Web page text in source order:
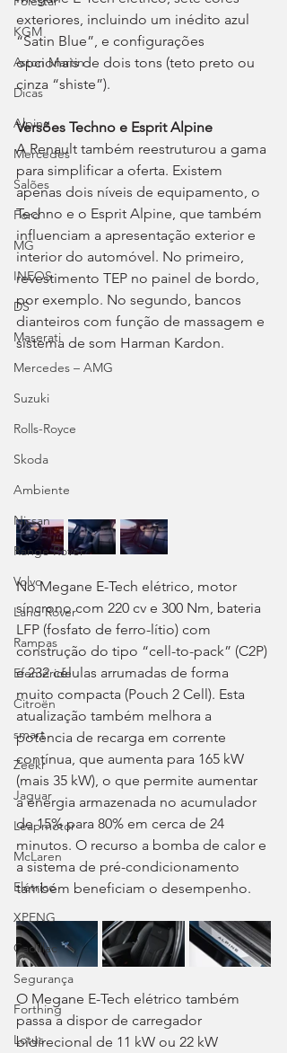
KGM
Aston Martin
Dicas
Alpine
Mercedes
Salões
Ford
MG
INEOS
DS
Maserati
Mercedes – AMG
Suzuki
Rolls-Royce
Skoda
Ambiente
Nissan
Range Rover
Volvo
Land Rover
Rampas
Efeméride
Citroën
smart
Zeekr
Jaguar
Leapmotor
McLaren
Elétrico
XPENG
Cadillac
Segurança
Forthing
Lotus
exteriores, incluindo um inédito azul
“Satin Blue”, e configurações
opcionais de dois tons (teto preto ou
cinza “shiste”).
Versões Techno e Esprit Alpine
A Renault também reestruturou a gama
para simplificar a oferta. Existem
apenas dois níveis de equipamento, o
Techno e o Esprit Alpine, que também
influenciam a apresentação exterior e
interior do automóvel. No primeiro,
revestimento TEP no painel de bordo,
por exemplo. No segundo, bancos
dianteiros com função de massagem e
sistema de som Harman Kardon.
No Megane E-Tech elétrico, motor
síncrono com 220 cv e 300 Nm, bateria
LFP (fosfato de ferro-lítio) com
construção do tipo “cell-to-pack” (C2P)
e 232 células arrumadas de forma
muito compacta (Pouch 2 Cell). Esta
atualização também melhora a
potência de recarga em corrente
contínua, que aumenta para 165 kW
(mais 35 kW), o que permite aumentar
a energia armazenada no acumulador
de 15% para 80% em cerca de 24
minutos. O recurso a bomba de calor e
a sistema de pré-condicionamento
também beneficiam o desempenho.
O Megane E-Tech elétrico também
passa a dispor de carregador
bidirecional de 11 kW ou 22 kW